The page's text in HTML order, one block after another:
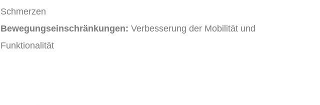
Schmerzen
Bewegungseinschränkungen: Verbesserung der Mobilität und
Funktionalität